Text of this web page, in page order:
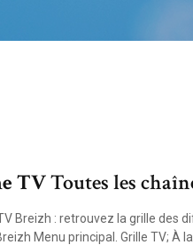
TVToutes les
Breizh : retrouvez la grille des
Menu principal. Grille TV; À